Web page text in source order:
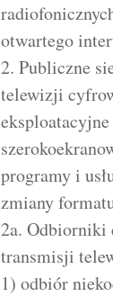
otwartego
2. Publiczne
telewizji
programy i
zmiany
2a. Odbiorniki
transmisji
1) odbiór